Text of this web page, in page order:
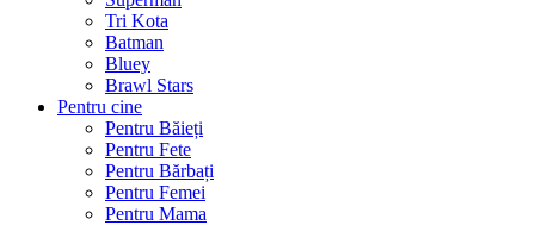
Tri Kota
Batman
Bluey
Brawl Stars
Pentru cine
Pentru Băieți
Pentru Fete
Pentru Bărbați
Pentru Femei
Pentru Mama